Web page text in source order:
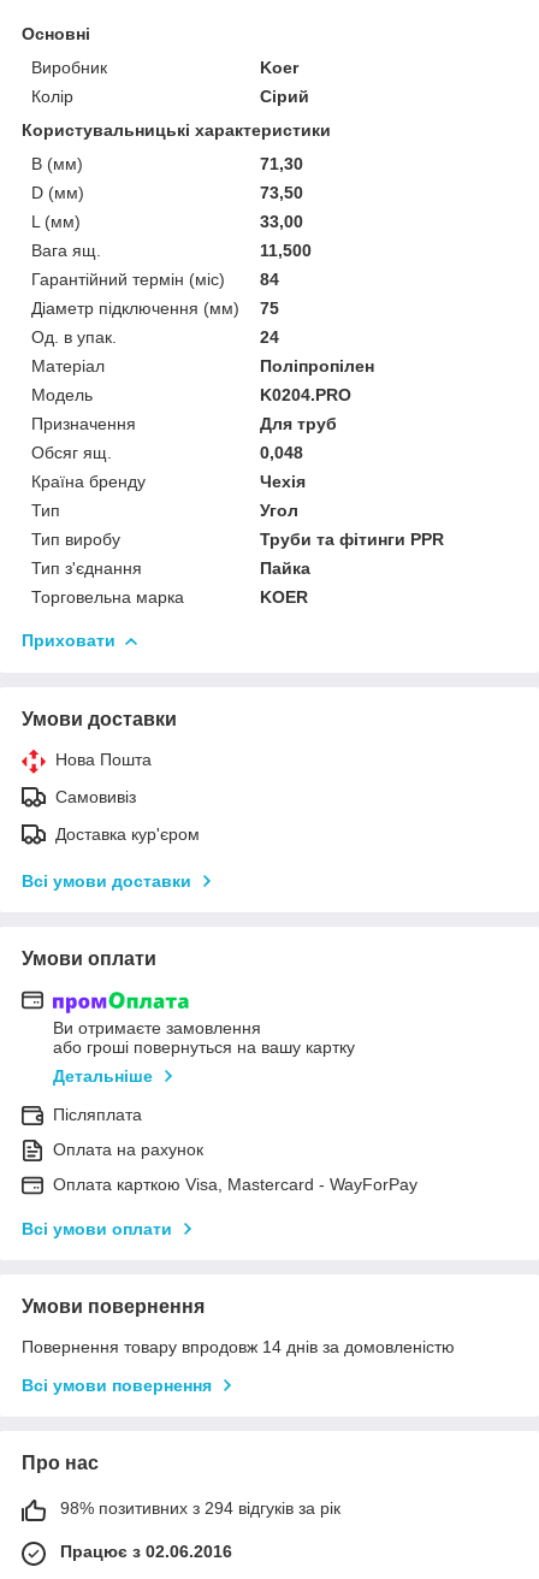
Основні
Виробник
Koer
Колір
Сірий
Користувальницькі характеристики
B (мм)
71,30
D (мм)
73,50
L (мм)
33,00
Вага ящ.
11,500
Гарантійний термін (міс)
84
Діаметр підключення (мм)
75
Од. в упак.
24
Матеріал
Поліпропілен
Мoдель
K0204.PRO
Призначення
Для труб
Обсяг ящ.
0,048
Країна бренду
Чехія
Тип
Угол
Тип виробу
Труби та фітинги PPR
Тип з'єднання
Пайка
Торговельна марка
KOER
Приховати
Умови доставки
Нова Пошта
Самовивіз
Доставка кур'єром
Всі умови доставки
Умови оплати
Ви отримаєте замовлення
або гроші повернуться на вашу картку
Детальніше
Післяплата
Оплата на рахунок
Оплата карткою Visa, Mastercard - WayForPay
Всі умови оплати
Умови повернення
Повернення товару впродовж 14 днів за домовленістю
Всі умови повернення
Про нас
98% позитивних з 294 відгуків за рік
Працює з 02.06.2016